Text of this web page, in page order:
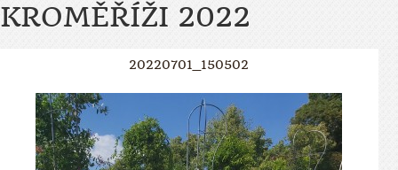
KROMĚŘÍŽI 2022
20220701_150502